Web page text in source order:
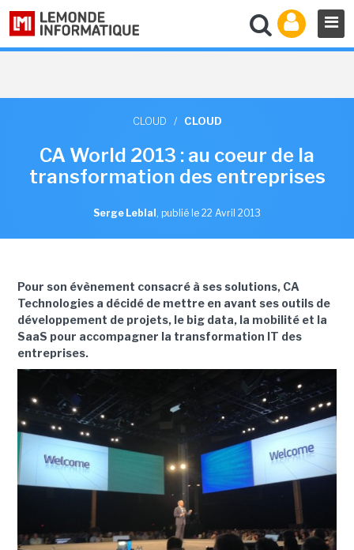
CLOUD / CLOUD
CA World 2013 : au coeur de la
transformation des entreprises
Serge Leblal , publié le 22 Avril 2013
Pour son évènement consacré à ses solutions, CA
Technologies a décidé de mettre en avant ses outils de
développement de projets, le big data, la mobilité et la
SaaS pour accompagner la transformation IT des
entreprises.